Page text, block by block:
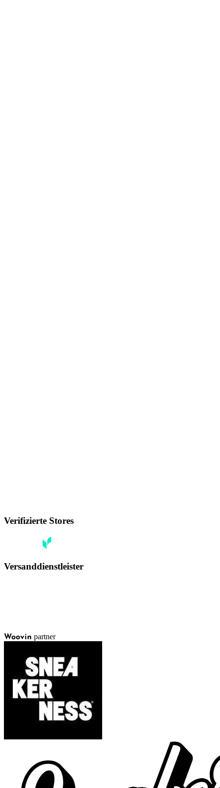
Verifizierte Stores
Versanddienstleister
Woovin partner